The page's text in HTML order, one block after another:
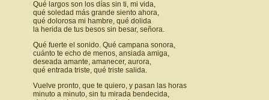
Qué largos son los días sin ti, mi vida,
qué soledad más grande siento ahora,
qué dolorosa mi hambre, qué dolida
la herida de tus besos sin besar, señora.
Qué fuerte el sonido. Qué campana sonora,
cuánto te echo de menos, ansiada amiga,
deseada amante, amanecer, aurora,
qué entrada triste, qué triste salida.
Vuelve pronto, que te quiero, y pasan las horas
minuto a minuto, sin tu mirada bendecida,